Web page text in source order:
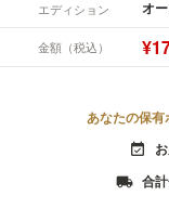
エディション オ
金額（税込）
あなたの保
event_available
local_shipping 合